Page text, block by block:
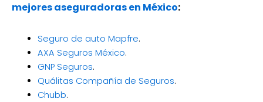
mejores aseguradoras en México:
Seguro de auto Mapfre.
AXA Seguros México.
GNP Seguros.
Quálitas Compañía de Seguros.
Chubb.